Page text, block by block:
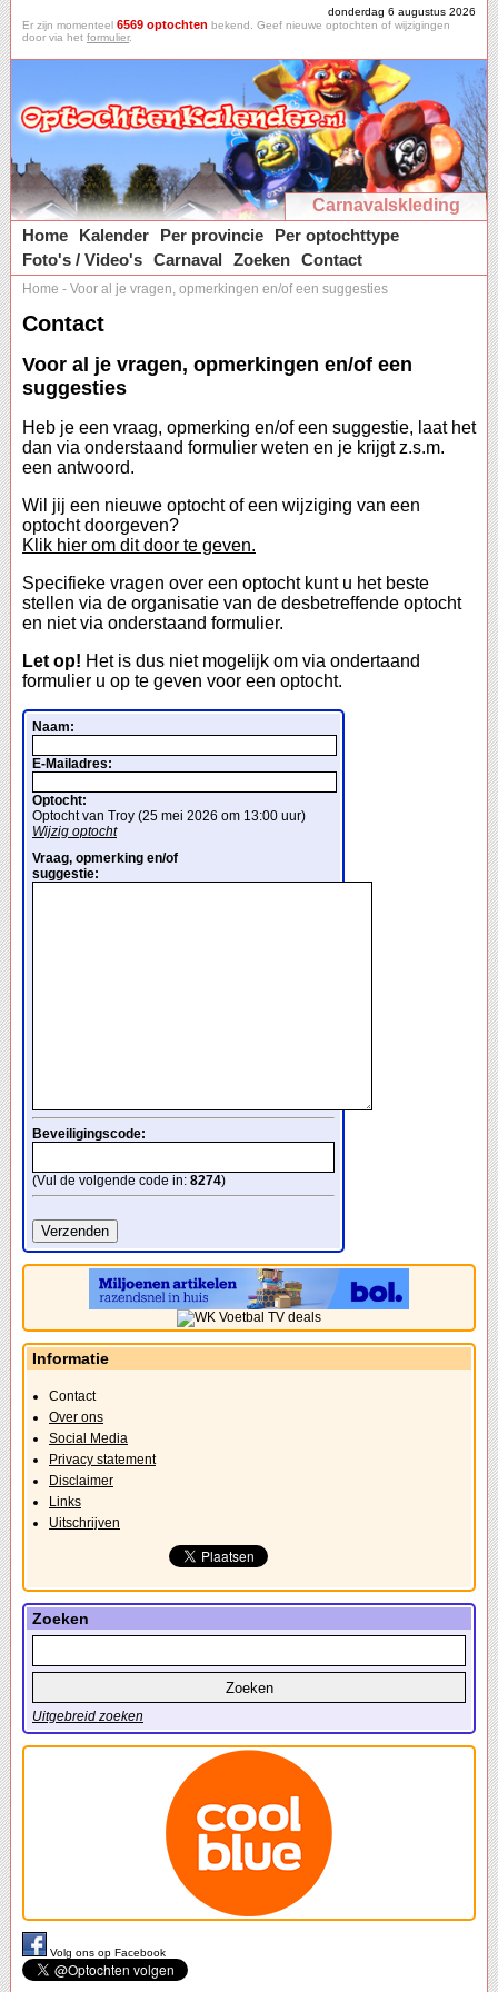
donderdag 6 augustus 2026
Er zijn momenteel 6569 optochten bekend. Geef nieuwe optochten of wijzigingen
door via het formulier.
Carnavalskleding
Home
Kalender Per provincie
Per optochttype
Foto's / Video's Carnaval Zoeken Contact
Home - Voor al je vragen, opmerkingen en/of een suggesties
Contact
Voor al je vragen, opmerkingen en/of een
suggesties
Heb je een vraag, opmerking en/of een suggestie, laat het
dan via onderstaand formulier weten en je krijgt z.s.m.
een antwoord.
Wil jij een nieuwe optocht of een wijziging van een
optocht doorgeven?
Klik hier om dit door te geven.
Specifieke vragen over een optocht kunt u het beste
stellen via de organisatie van de desbetreffende optocht
en niet via onderstaand formulier.
Let op! Het is dus niet mogelijk om via ondertaand
formulier u op te geven voor een optocht.
Naam:
E-Mailadres:
Optocht:
Optocht van Troy (25 mei 2026 om 13:00 uur)
Wijzig optocht
Vraag, opmerking en/of
suggestie:
Beveiligingscode:
(Vul de volgende code in: 8274)
Informatie
Contact
Over ons
Social Media
Privacy statement
Disclaimer
Links
Uitschrijven
Zoeken
Uitgebreid zoeken
Volg ons op Facebook